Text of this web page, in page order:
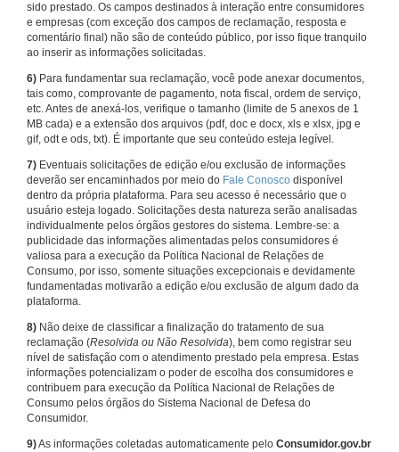
sido prestado. Os campos destinados à interação entre consumidores
e empresas (com exceção dos campos de reclamação, resposta e
comentário final) não são de conteúdo público, por isso fique tranquilo
ao inserir as informações solicitadas.
6) Para fundamentar sua reclamação, você pode anexar documentos,
tais como, comprovante de pagamento, nota fiscal, ordem de serviço,
etc. Antes de anexá-los, verifique o tamanho (limite de 5 anexos de 1
MB cada) e a extensão dos arquivos (pdf, doc e docx, xls e xlsx, jpg e
gif, odt e ods, txt). É importante que seu conteúdo esteja legível.
7) Eventuais solicitações de edição e/ou exclusão de informações
deverão ser encaminhados por meio do Fale Conosco disponível
dentro da própria plataforma. Para seu acesso é necessário que o
usuário esteja logado. Solicitações desta natureza serão analisadas
individualmente pelos órgãos gestores do sistema. Lembre-se: a
publicidade das informações alimentadas pelos consumidores é
valiosa para a execução da Política Nacional de Relações de
Consumo, por isso, somente situações excepcionais e devidamente
fundamentadas motivarão a edição e/ou exclusão de algum dado da
plataforma.
8) Não deixe de classificar a finalização do tratamento de sua
reclamação (Resolvida ou Não Resolvida), bem como registrar seu
nível de satisfação com o atendimento prestado pela empresa. Estas
informações potencializam o poder de escolha dos consumidores e
contribuem para execução da Política Nacional de Relações de
Consumo pelos órgãos do Sistema Nacional de Defesa do
Consumidor.
9)As informações coletadas automaticamente pelo Consumidor.gov.br